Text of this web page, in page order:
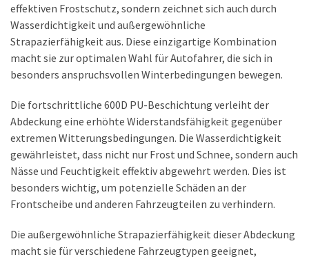
AUTO-
SONNENSCHUTZ
(7)
AUTOSITZE
AUTONEWS
(9)
effektiven Frostschutz, sondern zeichnet sich auch durch
Wasserdichtigkeit und außergewöhnliche
Strapazierfähigkeit aus. Diese einzigartige Kombination
macht sie zur optimalen Wahl für Autofahrer, die sich in
besonders anspruchsvollen Winterbedingungen bewegen.
Die fortschrittliche 600D PU-Beschichtung verleiht der
Abdeckung eine erhöhte Widerstandsfähigkeit gegenüber
extremen Witterungsbedingungen. Die Wasserdichtigkeit
gewährleistet, dass nicht nur Frost und Schnee, sondern auch
Nässe und Feuchtigkeit effektiv abgewehrt werden. Dies ist
besonders wichtig, um potenzielle Schäden an der
Frontscheibe und anderen Fahrzeugteilen zu verhindern.
Die außergewöhnliche Strapazierfähigkeit dieser Abdeckung
macht sie für verschiedene Fahrzeugtypen geeignet,